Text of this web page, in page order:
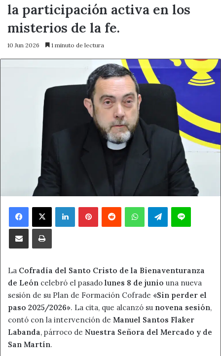
la participación activa en los
misterios de la fe.
10 Jun 2026 1 minuto de lectura
Facebook
X LinkedInPinterestReddit WhatsAppTelegramLine
Compartir por correo electrónicoImprimir
La Cofradía del Santo Cristo de la Bienaventuranza
de León celebró el pasado lunes 8 de junio una nueva
sesión de su Plan de Formación Cofrade «Sin perder el
paso 2025/2026». La cita, que alcanzó su novena sesión,
contó con la intervención de Manuel Santos Flaker
Labanda, párroco de Nuestra Señora del Mercado y de
San Martín.